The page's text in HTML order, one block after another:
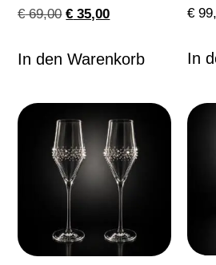
€69,00 € 35,00
In den Warenkorb
€
In